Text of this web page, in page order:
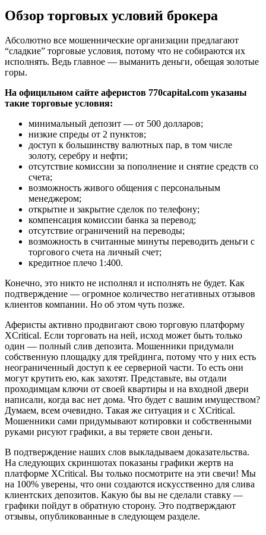
Обзор торговых условий брокера
Абсолютно все мошеннические организации предлагают
“сладкие” торговые условия, потому что не собираются их
исполнять. Ведь главное — выманить деньги, обещая золотые
горы.
На официльном сайте аферистов 770capital.com указаны
такие торговые условия:
минимальный депозит — от 500 долларов;
низкие спреды от 2 пунктов;
доступ к большинству валютных пар, в том числе
золоту, серебру и нефти;
отсутствие комиссии за пополнение и снятие средств со
счета;
возможность живого общения с персональным
менеджером;
открытие и закрытие сделок по телефону;
компенсация комиссии банка за перевод;
отсутствие ограничений на переводы;
возможность в считанные минуты переводить деньги с
торгового счета на личный счет;
кредитное плечо 1:400.
Конечно, это никто не исполнял и исполнять не будет. Как
подтверждение — огромное количество негативных отзывов
клиентов компании. Но об этом чуть позже.
Аферисты активно продвигают свою торговую платформу
XCritical. Если торговать на ней, исход может быть только
один — полный слив депозита. Мошенники придумали
собственную площадку для трейдинга, потому что у них есть
неограниченный доступ к ее серверной части. То есть они
могут крутить ею, как захотят. Представьте, вы отдали
проходимцам ключи от своей квартиры и на входной двери
написали, когда вас нет дома. Что будет с вашим имуществом?
Думаем, всем очевидно. Такая же ситуация и с XCritical.
Мошенники сами придумывают котировки и собственными
руками рисуют графики, а вы теряете свои деньги.
В подтверждение наших слов выкладываем доказательства.
На следующих скриншотах показаны графики жертв на
платформе XCritical. Вы только посмотрите на эти свечи! Мы
на 100% уверены, что они создаются искусственно для слива
клиентских депозитов. Какую бы вы не сделали ставку —
графики пойдут в обратную сторону. Это подтверждают
отзывы, опубликованные в следующем разделе.